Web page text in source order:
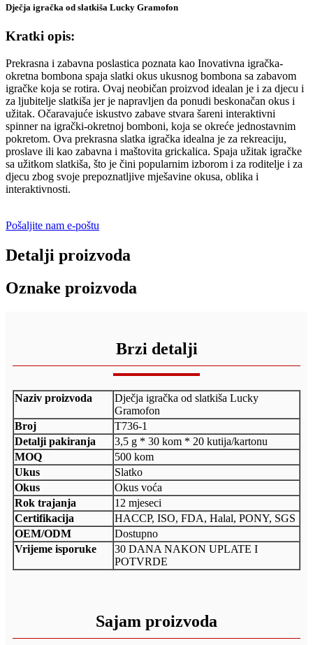
Dječja igračka od slatkiša Lucky Gramofon
Kratki opis:
Prekrasna i zabavna poslastica poznata kao Inovativna igračka-
okretna bombona spaja slatki okus ukusnog bombona sa zabavom
igračke koja se rotira. Ovaj neobičan proizvod idealan je i za djecu i
za ljubitelje slatkiša jer je napravljen da ponudi beskonačan okus i
užitak. Očaravajuće iskustvo zabave stvara šareni interaktivni
spinner na igrački-okretnoj bomboni, koja se okreće jednostavnim
pokretom. Ova prekrasna slatka igračka idealna je za rekreaciju,
proslave ili kao zabavna i maštovita grickalica. Spaja užitak igračke
sa užitkom slatkiša, što je čini popularnim izborom i za roditelje i za
djecu zbog svoje prepoznatljive mješavine okusa, oblika i
interaktivnosti.
Pošaljite nam e-poštu
Detalji proizvoda
Oznake proizvoda
Brzi detalji
Naziv proizvoda
Dječja igračka od slatkiša Lucky
Gramofon
Broj
T736-1
Detalji pakiranja
3,5 g * 30 kom * 20 kutija/kartonu
MOQ
500 kom
Ukus
Slatko
Okus
Okus voća
Rok trajanja
12 mjeseci
Certifikacija
HACCP, ISO, FDA, Halal, PONY, SGS
OEM/ODM
Dostupno
Vrijeme isporuke
30 DANA NAKON UPLATE I
POTVRDE
Sajam proizvoda